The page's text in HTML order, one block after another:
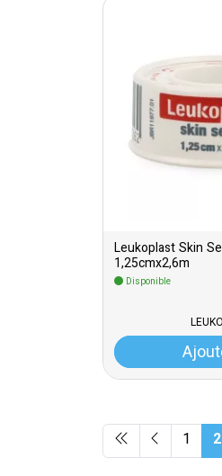
Leukoplast Skin
1,25cmx2,6m
Disponible
1 2